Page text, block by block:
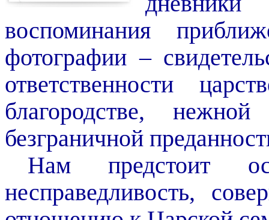
воспоминания
фотографии –
ответственности
благородстве,
безграничной
Нам предстоит
несправедливость,